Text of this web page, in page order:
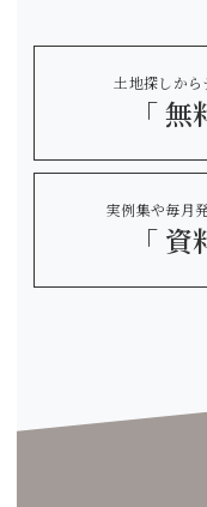
土地探しから
「 無
実例集や毎月
「 資